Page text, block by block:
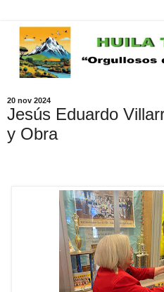
20 nov 2024
Jesús Eduardo
y Obra